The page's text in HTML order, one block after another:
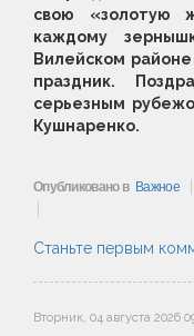
свою «золотую
каждому
Вилейском
праздник.
серьезным
Кушнаренко.
Опубликовано в Важное
Станьте первым
Вторник, 04 августа 2026